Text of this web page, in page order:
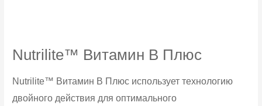
Nutrilite™ Витамин В Плюс
Nutrilite™ Витамин B Плюс использует технологию
двойного действия для оптимального